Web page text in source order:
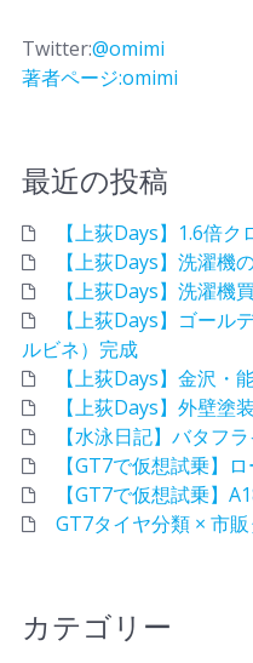
Twitter:@omimi
著者ページ:omimi
最近の投稿
【上荻Days】1.6倍
【上荻Days】洗濯機
【上荻Days】洗濯機
【上荻Days】ゴール
ルビネ）完成
【上荻Days】金沢・
【上荻Days】外壁塗
【水泳日記】バタフ
【GT7で仮想試乗】
【GT7で仮想試乗】
GT7タイヤ分類 × 市
カテゴリー